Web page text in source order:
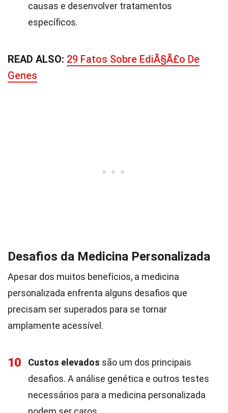
causas e desenvolver tratamentos
específicos.
READ ALSO: 29 Fatos Sobre EdiÃ§Ã£o De
Genes
Desafios da Medicina Personalizada
Apesar dos muitos benefícios, a medicina
personalizada enfrenta alguns desafios que
precisam ser superados para se tornar
amplamente acessível.
10 Custos elevados são um dos principais
desafios. A análise genética e outros testes
necessários para a medicina personalizada